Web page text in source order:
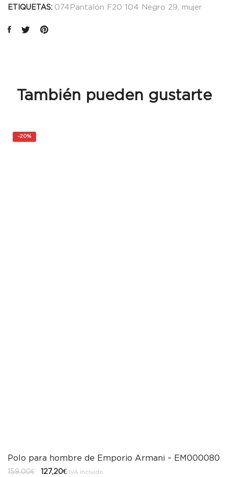
ETIQUETAS: 074Pantalón F20 104 Negro 29 mujer
También pueden gustarte
-20%
Polo para hombre de Emporio Armani – EM000080
159,00€
El127,20€ElIVA incluido